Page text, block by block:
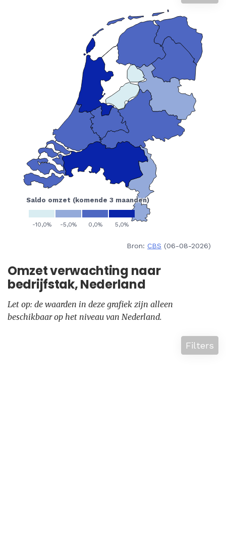
Bron: CBS (06-08-2026)
Omzet verwachting naar
bedrijfstak, Nederland
Let op: de waarden in deze grafiek zijn alleen
beschikbaar op het niveau van Nederland.
Filters